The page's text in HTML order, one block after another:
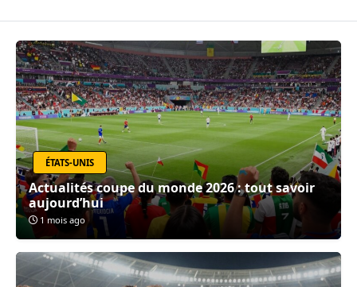
ÉTATS-UNIS
Actualités coupe du monde 2026 : tout savoir
aujourd’hui
1 mois ago